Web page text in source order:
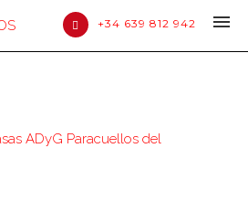
+34 639 812 942